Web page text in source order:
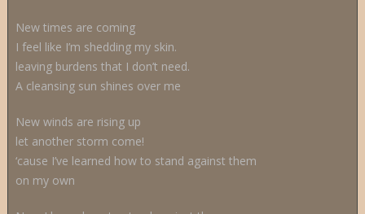
New times are coming
I feel like I’m shedding my skin.
leaving burdens that I don’t need.
A cleansing sun shines over me
New winds are rising up
let another storm come!
‘cause I’ve learned how to stand against them
on my own